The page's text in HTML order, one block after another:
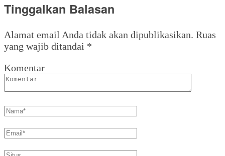
Tinggalkan Balasan
Alamat email Anda tidak akan dipublikasikan. Ruas
yang wajib ditandai *
Komentar